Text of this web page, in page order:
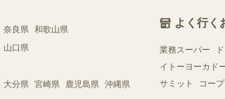
奈良県 和歌山県
山口県
大分県 宮崎県 鹿児島県 沖縄県
よく行く
業務スーパー
イトーヨーカド
サミット
コー